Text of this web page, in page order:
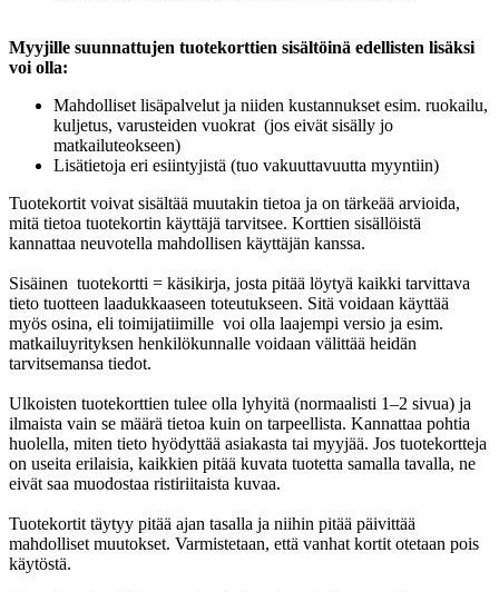
Myyjille suunnattujen tuotekorttien sisältöinä edellisten lisäksi
voi olla:
Mahdolliset lisäpalvelut ja niiden kustannukset esim. ruokailu,
kuljetus, varusteiden vuokrat (jos eivät sisälly jo
matkailuteokseen)
Lisätietoja eri esiintyjistä (tuo vakuuttavuutta myyntiin)
Tuotekortit voivat sisältää muutakin tietoa ja on tärkeää arvioida,
mitä tietoa tuotekortin käyttäjä tarvitsee. Korttien sisällöistä
kannattaa neuvotella mahdollisen käyttäjän kanssa.
Sisäinen tuotekortti = käsikirja, josta pitää löytyä kaikki tarvittava
tieto tuotteen laadukkaaseen toteutukseen. Sitä voidaan käyttää
myös osina, eli toimijatiimille voi olla laajempi versio ja esim.
matkailuyrityksen henkilökunnalle voidaan välittää heidän
tarvitsemansa tiedot.
Ulkoisten tuotekorttien tulee olla lyhyitä (normaalisti 1–2 sivua) ja
ilmaista vain se määrä tietoa kuin on tarpeellista. Kannattaa pohtia
huolella, miten tieto hyödyttää asiakasta tai myyjää. Jos tuotekortteja
on useita erilaisia, kaikkien pitää kuvata tuotetta samalla tavalla, ne
eivät saa muodostaa ristiriitaista kuvaa.
Tuotekortit täytyy pitää ajan tasalla ja niihin pitää päivittää
mahdolliset muutokset. Varmistetaan, että vanhat kortit otetaan pois
käytöstä.